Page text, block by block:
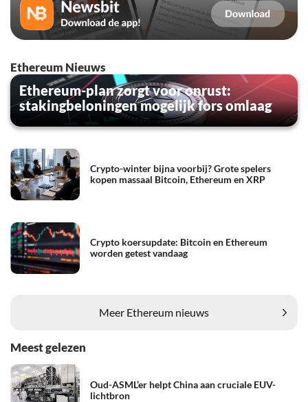
Ethereum Nieuws
Ethereum-plan zorgt voor onrust:
stakingbeloningen mogelijk fors omlaag
Crypto-winter bijna voorbij? Grote spelers
kopen massaal Bitcoin, Ethereum en XRP
Crypto koersupdate: Bitcoin en Ethereum
worden getest vandaag
Meer Ethereum nieuws
Meest gelezen
Oud-ASML’er helpt China aan cruciale EUV-
lichtbron